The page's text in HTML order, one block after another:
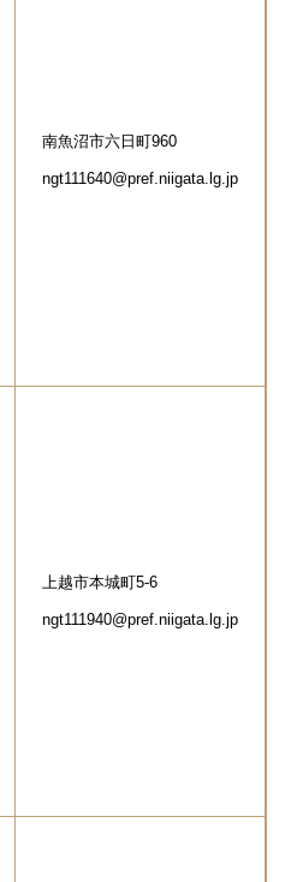
南魚沼市六日町960
ngt111640@pref.niigata.lg.jp
上越市本城町5-6
ngt111940@pref.niigata.lg.jp